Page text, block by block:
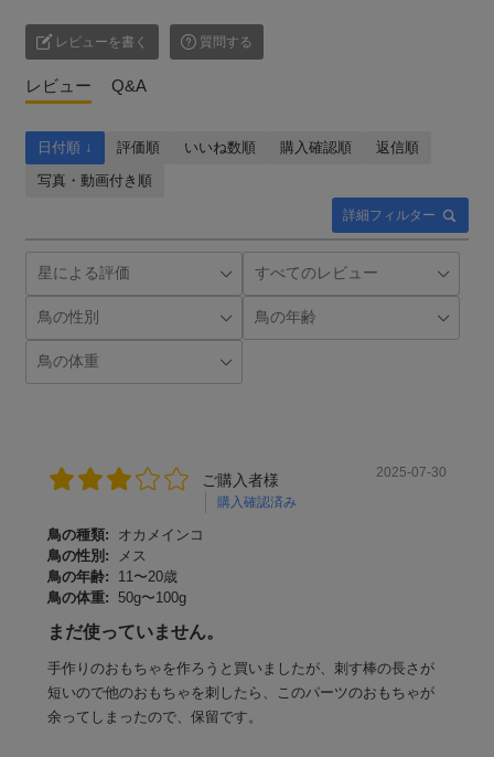
レビューを書く 質問する
レビュー Q&A
詳細フィルター
日付順 ↓ 評価順 いいね数順 購入確認順
返信順
写真・動画付き順
ご購入者様
購入確認済み
2025-07-30
鳥の種類:
オカメインコ
鳥の性別:
メス
鳥の年齢:
11〜20歳
鳥の体重: 50g〜100g
まだ使っていません。
手作りのおもちゃを作ろうと買いましたが、刺す棒の長さが
短いので他のおもちゃを刺したら、このパーツのおもちゃが
余ってしまったので、保留です。